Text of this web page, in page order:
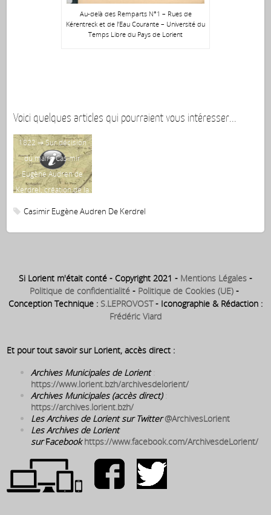
Au-delà des Remparts N°1 – Rues de
Kérentreck et de l’Eau Courante – Université du
Temps Libre du Pays de Lorient
Voici quelques articles qui pourraient vous intéresser...
1822 ⇒ Sur décision
du maire Casimir
Eugène Audren de
Kerdrel, création de la
les propres
appartements du
Casimir Eugène Audren De Kerdrel
Si Lorient m'était conté - Copyright 2021 - Mentions Légales -
Politique de confidentialité - Politique de Cookies (UE) -
Conception Technique : S.LEPROVOST- Iconographie & Rédaction :
Frédéric Viard
Et pour tout savoir sur Lorient, accès direct :
Archives Municipales de Lorient
https://www.lorient.bzh/archivesdelorient/
Archives Municipales (accès direct):
https://archives.lorient.bzh/
Les Archives de Lorient sur Twitter @ArchivesLorient
Les Archives de Lorient
sur Facebook https://www.facebook.com/ArchivesdeLorient/